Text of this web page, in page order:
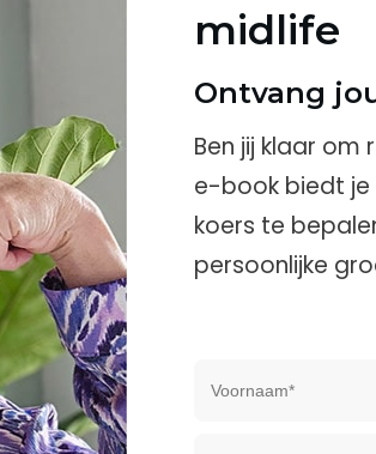
midlife
Ontvang
Ben jij klaar om
e-book biedt je
koers te
persoonlijke